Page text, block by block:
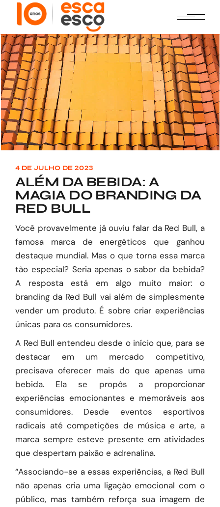
content
4 DE JULHO DE 2023
ALÉM DA BEBIDA: A
MAGIA DO BRANDING DA
RED BULL
Você provavelmente já ouviu falar da Red Bull, a
famosa marca de energéticos que ganhou
destaque mundial. Mas o que torna essa marca
tão especial? Seria apenas o sabor da bebida?
A resposta está em algo muito maior: o
branding da Red Bull vai além de simplesmente
vender um produto. É sobre criar experiências
únicas para os consumidores.
A Red Bull entendeu desde o início que, para se
destacar em um mercado competitivo,
precisava oferecer mais do que apenas uma
bebida. Ela se propôs a proporcionar
experiências emocionantes e memoráveis aos
consumidores. Desde eventos esportivos
radicais até competições de música e arte, a
marca sempre esteve presente em atividades
que despertam paixão e adrenalina.
“Associando-se a essas experiências, a Red Bull
não apenas cria uma ligação emocional com o
público, mas também reforça sua imagem de